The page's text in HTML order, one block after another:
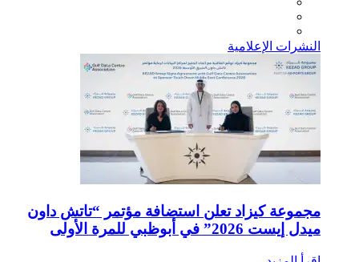
الإعلامية
كيزاد تعلن استضافة مؤتمر “تاتش داون
إيست 2026” في أبوظبي للمرة الأولى